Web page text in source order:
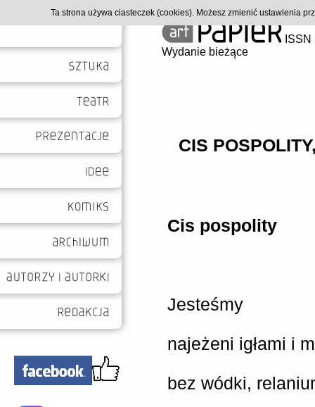
Wydanie bieżące
CIS
Cis pospolity
Jesteśmy
najeżeni igłami i
bez wódki,
Ta strona używa ciasteczek (cookies). Możesz zmienić ustawienia